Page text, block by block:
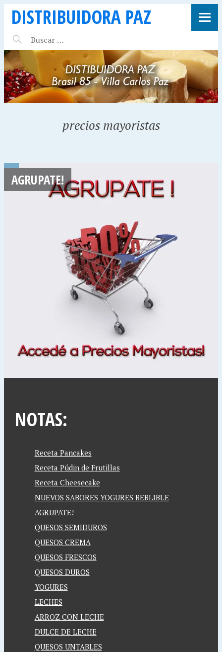
DISTRIBUIDORA PAZ
precios mayoristas
AGRUPATE!
NOTAS:
Receta Pancakes
Receta Púdin de Frutillas
Receta Cheesecake
NUEVOS SABORES YOGURES BEBLIBLE
AGRUPATE!
QUESOS SEMIDUROS
QUESOS CREMA
QUESOS FRESCOS
QUESOS DUROS
YOGURES
LECHES
ARROZ CON LECHE
DULCE DE LECHE
QUESOS UNTABLES